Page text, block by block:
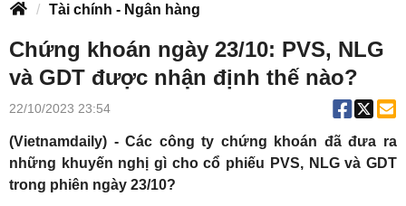
Tài chính - Ngân hàng
Chứng khoán ngày 23/10: PVS, NLG
và GDT được nhận định thế nào?
22/10/2023 23:54
(Vietnamdaily) - Các công ty chứng khoán đã đưa ra
những khuyến nghị gì cho cổ phiếu PVS, NLG và GDT
trong phiên ngày 23/10?